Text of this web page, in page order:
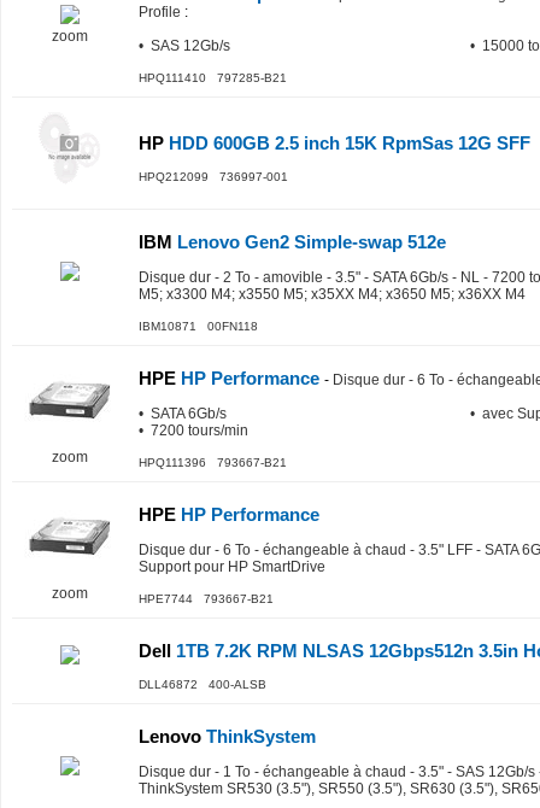
zoom
Profile :
• SAS 12Gb/s
• 15000
HPQ111410 797285-B21
HP HDD 600GB 2.5 inch 15K RpmSas 12G SFF
HPQ212099 736997-001
IBM Lenovo Gen2 Simple-swap 512e
Disque dur - 2 To - amovible - 3.5" - SATA 6Gb/s - NL - 7200
M5; x3300 M4; x3550 M5; x35XX M4; x3650 M5; x36XX M4
IBM10871 00FN118
zoom
HPE HP Performance - Disque dur - 6 To -
• SATA 6Gb/s
• 7200 tours/min
• avec
HPQ111396 793667-B21
zoom
HPE HP Performance
Disque dur - 6 To - échangeable à chaud - 3.5" LFF - SATA
Support pour HP SmartDrive
HPE7744 793667-B21
Dell 1TB 7.2K RPM NLSAS 12Gbps512n 3.5in
DLL46872 400-ALSB
Lenovo ThinkSystem
Disque dur - 1 To - échangeable à chaud - 3.5" - SAS 12Gb/
ThinkSystem SR530 (3.5"), SR550 (3.5"), SR630 (3.5"),